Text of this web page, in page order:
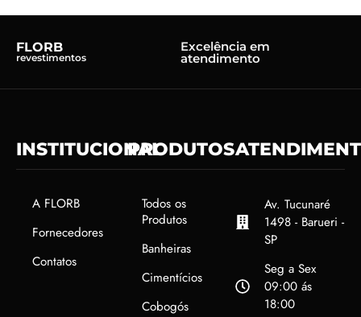
FLORB
revestimentos
Excelência em
atendimento
INSTITUCIONAL
A FLORB
Fornecedores
Contatos
PRODUTOS
Todos os
Produtos
Banheiras
Cimentícios
Cobogós
Av. Tucunaré
1498 - Barueri -
SP
Seg a Sex
09:00 ás
18:00